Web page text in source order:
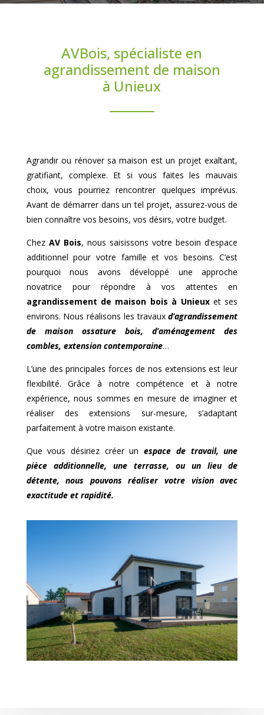
AVBois, spécialiste en
agrandissement de maison
à Unieux
Agrandir ou rénover sa maison est un projet exaltant,
gratifiant, complexe. Et si vous faites les mauvais
choix, vous pourriez rencontrer quelques imprévus.
Avant de démarrer dans un tel projet, assurez-vous de
bien connaître vos besoins, vos désirs, votre budget.
Chez AV Bois, nous saisissons votre besoin d’espace
additionnel pour votre famille et vos besoins. C’est
pourquoi nous avons développé une approche
novatrice pour répondre à vos attentes en
agrandissement de maison bois à Unieuxet ses
environs. Nous réalisons les travauxd’agrandissement
de maison ossature bois, d’aménagement des
combles, extension contemporaine…
L’une des principales forces de nos extensions est leur
flexibilité. Grâce à notre compétence et à notre
expérience, nous sommes en mesure de imaginer et
réaliser des extensions sur-mesure, s’adaptant
parfaitement à votre maison existante.
Que vous désiriez créer unespace de travail, une
pièce additionnelle, une terrasse, ou un lieu de
détente, nous pouvons réaliser votre vision avec
exactitude et rapidité.